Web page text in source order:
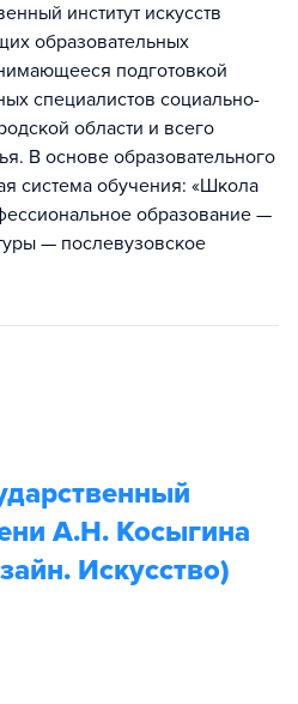
институт искусств
образовательных
подготовкой
специалистов социально-
области и всего
В основе образовательного
система обучения: «Школа
образование —
— послевузовское
А.Н. Косыгина
Искусство)